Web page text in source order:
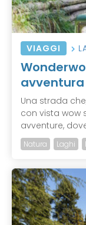
VIAGGI
avventura
Una strada
con vista wow
avventure,
Natura Laghi